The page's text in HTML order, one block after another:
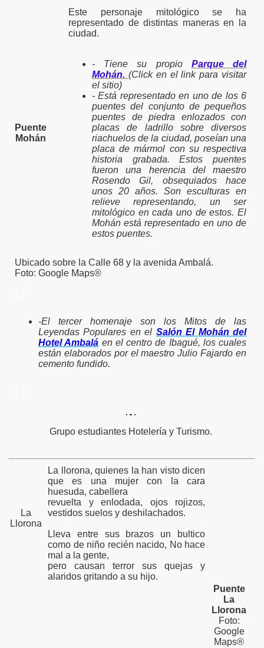
Puente
Mohán
Este personaje mitológico se ha
representado de distintas maneras en la
ciudad.
- Tiene su propio Parque del
Mohán. (Click en el link para visitar
el sitio)
- Está representado en uno de los 6
puentes del conjunto de pequeños
puentes de piedra enlozados con
placas de ladrillo sobre diversos
riachuelos de la ciudad, poseían una
placa de mármol con su respectiva
historia grabada. Estos puentes
fueron una herencia del maestro
Rosendo Gil, obsequiados hace
unos 20 años. Son esculturas en
relieve representando, un ser
mitológico en cada uno de estos. El
Mohán está representado en uno de
estos puentes.
Ubicado sobre la Calle 68 y la avenida Ambalá.
Foto: Google Maps®
-El tercer homenaje son los Mitos de las
Leyendas Populares en el Salón El Mohán del
Hotel Ambalá en el centro de Ibagué, los cuales
están elaborados por el maestro Julio Fajardo en
cemento fundido.
Grupo estudiantes Hotelería y Turismo.
La
Llorona
La llorona, quienes la han visto dicen
que es una mujer con la cara
huesuda, cabellera
revuelta y enlodada, ojos rojizos,
vestidos suelos y deshilachados.
Lleva entre sus brazos un bultico
como de niño recién nacido, No hace
mal a la gente,
pero causan terror sus quejas y
alaridos gritando a su hijo.
Puente
La
Llorona
Foto:
Google
Maps®